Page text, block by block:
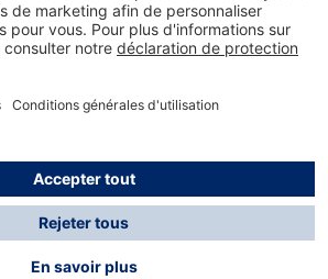
d'expédition ne sont pas inclus
sauf mention contraire. Des frais
s'appliquer.